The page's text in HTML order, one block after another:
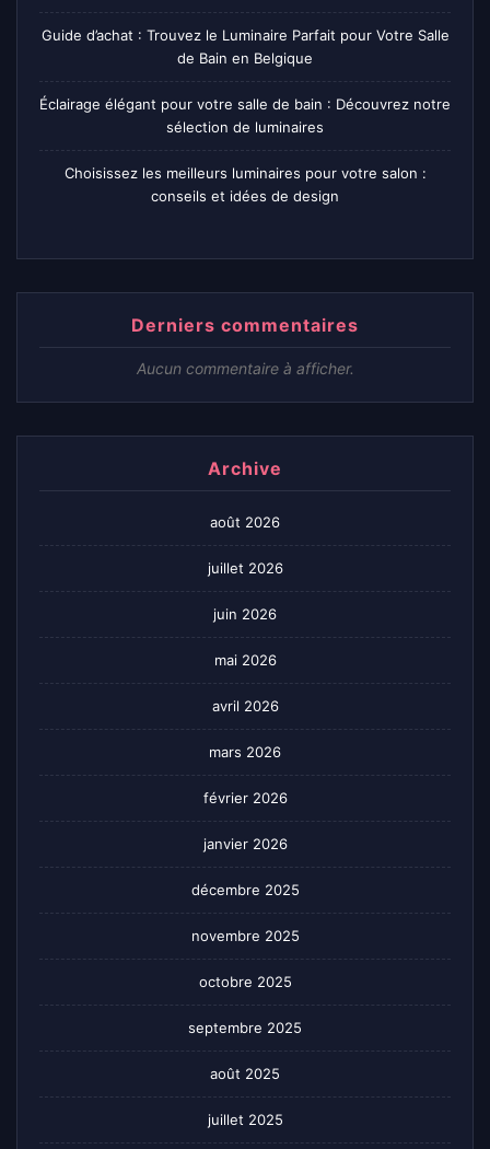
Guide d’achat : Trouvez le Luminaire Parfait pour Votre Salle
de Bain en Belgique
Éclairage élégant pour votre salle de bain : Découvrez notre
sélection de luminaires
Choisissez les meilleurs luminaires pour votre salon :
conseils et idées de design
Derniers commentaires
Aucun commentaire à afficher.
Archive
août 2026
juillet 2026
juin 2026
mai 2026
avril 2026
mars 2026
février 2026
janvier 2026
décembre 2025
novembre 2025
octobre 2025
septembre 2025
août 2025
juillet 2025